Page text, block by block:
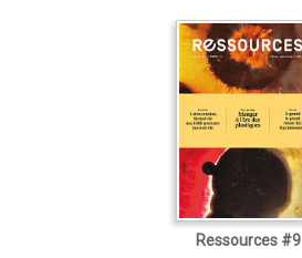
Ressources #9